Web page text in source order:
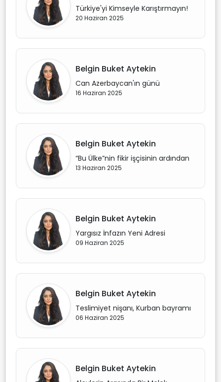
Türkiye'yi Kimseyle Karıştırmayın!
20 Haziran 2025
Belgin Buket Aytekin
Can Azerbaycan'ın günü
16 Haziran 2025
Belgin Buket Aytekin
“Bu Ülke”nin fikir işçisinin ardından
13 Haziran 2025
Belgin Buket Aytekin
Yargısız İnfazın Yeni Adresi
09 Haziran 2025
Belgin Buket Aytekin
Teslimiyet nişanı, Kurban bayramı
06 Haziran 2025
Belgin Buket Aytekin